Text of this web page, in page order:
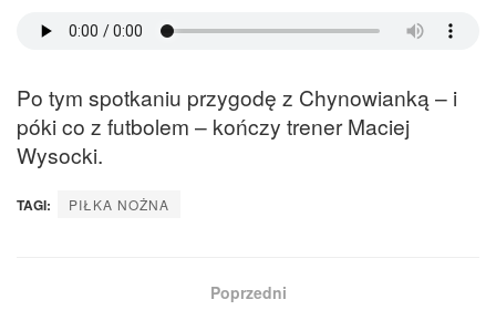
Po tym spotkaniu przygodę z Chynowianką – i
póki co z futbolem – kończy trener Maciej
Wysocki.
TAGI: PIŁKA NOŻNA
Poprzedni